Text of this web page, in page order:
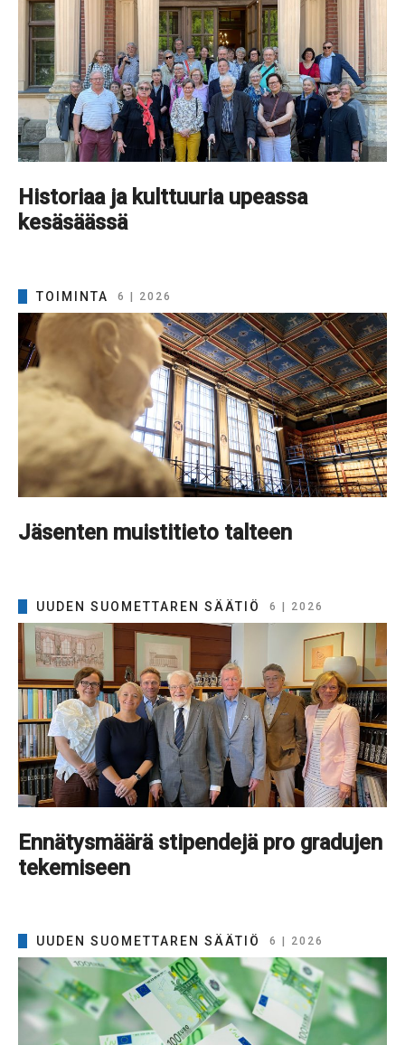
Historiaa ja kulttuuria upeassa
kesäsäässä
TOIMINTA 6 | 2026
Jäsenten muistitieto talteen
UUDEN SUOMETTAREN SÄÄTIÖ 6 | 2026
Ennätysmäärä stipendejä pro gradujen
tekemiseen
UUDEN SUOMETTAREN SÄÄTIÖ 6 | 2026